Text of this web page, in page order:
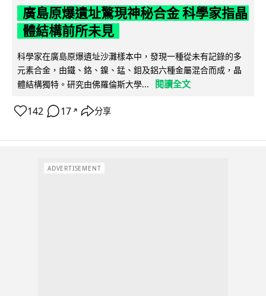
廣島原爆遺址驚現神秘合金 科學家指晶
體結構前所未見
科學家在廣島原爆遺址沙灘樣本中，發現一種從未有記錄的多
元素合金，由鐵、鉻、鎳、錳、鉬及鋁六種金屬混合而成，晶
體結構獨特。研究由佛羅倫斯大學...
閱讀全文
142 17 ↗ 分享
ADVERTISEMENT